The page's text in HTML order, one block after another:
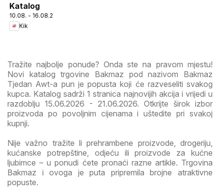
Katalog
10.08. - 16.08.2026
Kik
Tražite najbolje ponude? Onda ste na pravom mjestu!
Novi katalog trgovine Bakmaz pod nazivom Bakmaz
Tjedan Awt-a pun je popusta koji će razveseliti svakog
kupca. Katalog sadrži 1 stranica najnovijih akcija i vrijedi u
razdoblju 15.06.2026 - 21.06.2026. Otkrijte širok izbor
proizvoda po povoljnim cijenama i uštedite pri svakoj
kupnji.
Nije važno tražite li prehrambene proizvode, drogeriju,
kućanske potrepštine, odjeću ili proizvode za kućne
ljubimce – u ponudi ćete pronaći razne artikle. Trgovina
Bakmaz i ovoga je puta pripremila brojne atraktivne
popuste.